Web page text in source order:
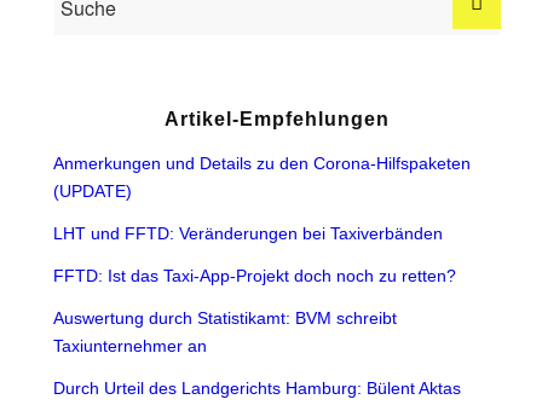
Artikel-Empfehlungen
Anmerkungen und Details zu den Corona-Hilfspaketen
(UPDATE)
LHT und FFTD: Veränderungen bei Taxiverbänden
FFTD: Ist das Taxi-App-Projekt doch noch zu retten?
Auswertung durch Statistikamt: BVM schreibt
Taxiunternehmer an
Durch Urteil des Landgerichts Hamburg: Bülent Aktas